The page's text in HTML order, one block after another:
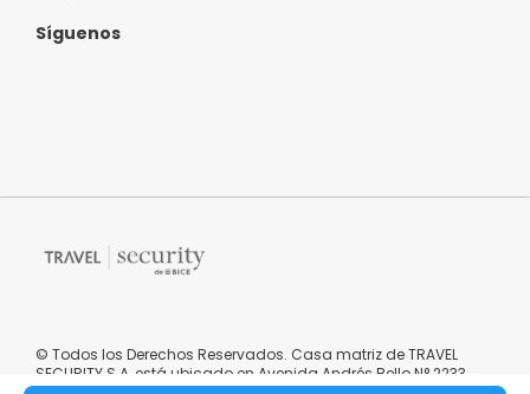
Síguenos
© Todos los Derechos Reservados. Casa matriz de TRAVEL
SECURITY S.A, está ubicado en Avenida Andrés Bello N° 2233,